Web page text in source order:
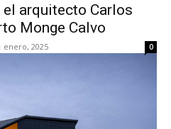
arquitecto Carlos
Monge Calvo
enero, 2025 0